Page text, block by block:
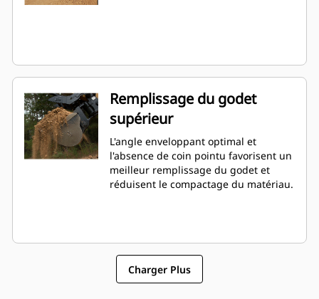
Remplissage du godet
supérieur
L'angle enveloppant optimal et
l'absence de coin pointu favorisent un
meilleur remplissage du godet et
réduisent le compactage du matériau.
Charger Plus